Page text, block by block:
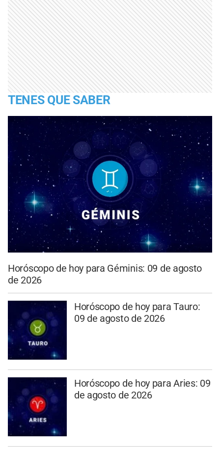
TENES QUE SABER
Horóscopo de hoy para Géminis: 09 de agosto
de 2026
Horóscopo de hoy para Tauro:
09 de agosto de 2026
Horóscopo de hoy para Aries: 09
de agosto de 2026